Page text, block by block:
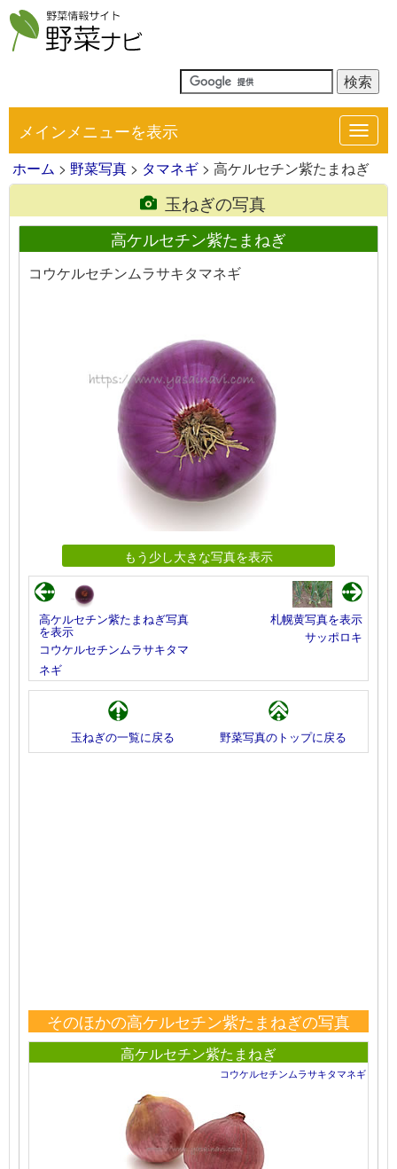
メインメニューを表示
ホーム > 野菜写真 > タマネギ > 高ケルセチン紫たまねぎ
玉ねぎの写真
高ケルセチン紫たまねぎ
コウケルセチンムラサキタマネギ
もう少し大きな写真を表示
高ケルセチン紫たまねぎ写真
を表示
コウケルセチンムラサキタマ
ネギ
札幌黄写真を表示
サッポロキ
玉ねぎの一覧に戻る 野菜写真のトップに戻る
そのほかの高ケルセチン紫たまねぎの写真
高ケルセチン紫たまねぎ
コウケルセチンムラサキタマネギ